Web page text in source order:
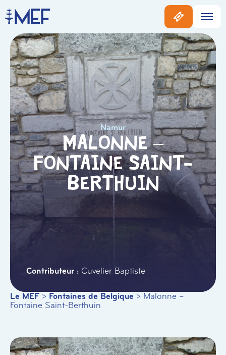
Namur
Malonne –
Fontaine Saint-
Berthuin
Cuvelier Baptiste
Le MEF > Fontaines de Belgique > Malonne –
Fontaine Saint-Berthuin